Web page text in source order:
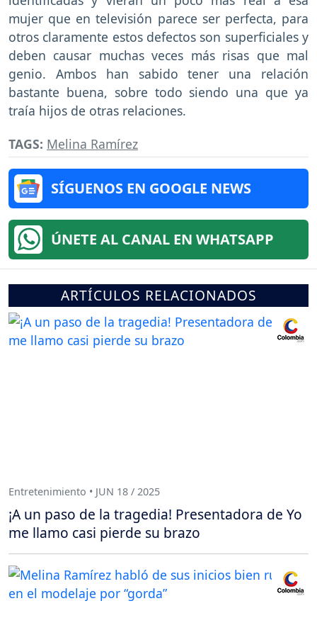
mujer que en televisión parece ser perfecta, para
otros claramente estos defectos son superficiales y
deben causar muchas veces más risas que mal
genio. Ambos han sabido tener una relación
bastante buena, sobre todo siendo una que ya
traía hijos de otras relaciones.
TAGS: Melina Ramírez
SÍGUENOS EN GOOGLE NEWS
ÚNETE AL CANAL EN WHATSAPP
ARTÍCULOS RELACIONADOS
Entretenimiento • JUN 18 / 2025
¡A un paso de la tragedia! Presentadora de Yo
me llamo casi pierde su brazo